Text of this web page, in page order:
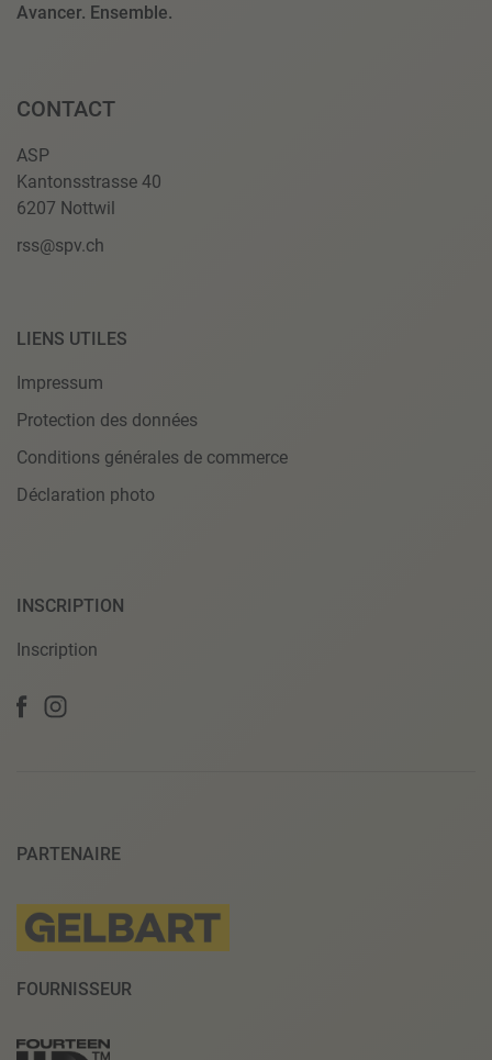
Avancer. Ensemble.
CONTACT
ASP
Kantonsstrasse 40
6207 Nottwil
rss@spv.ch
LIENS UTILES
Impressum
Protection des données
Conditions générales de commerce
Déclaration photo
INSCRIPTION
Inscription
PARTENAIRE
FOURNISSEUR